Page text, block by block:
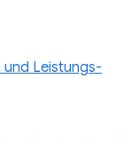
und Leistungs-